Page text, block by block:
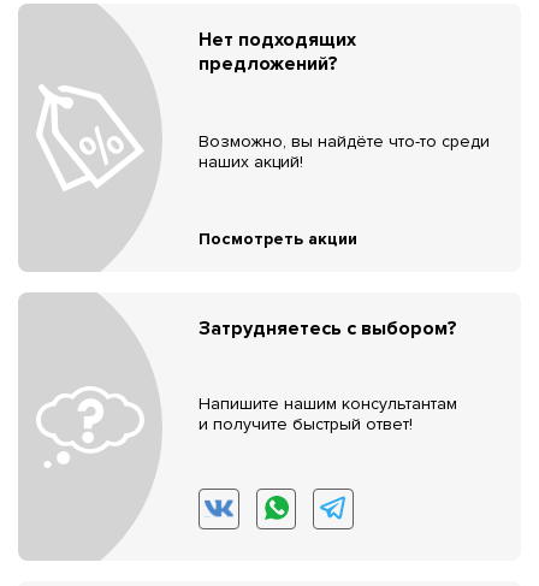
Нет подходящих
предложений?
Возможно, вы найдёте что-то среди
наших акций!
Посмотреть акции
Затрудняетесь с выбором?
Напишите нашим консультантам
и получите быстрый ответ!